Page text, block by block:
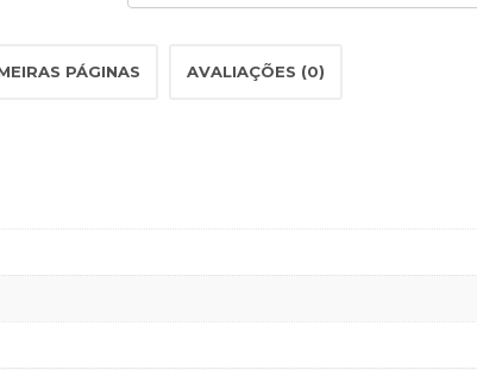
PÁGINAS AVALIAÇÕES (0)